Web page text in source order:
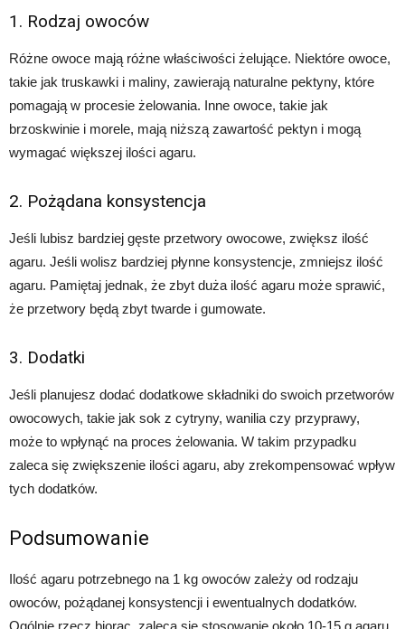
1. Rodzaj owoców
Różne owoce mają różne właściwości żelujące. Niektóre owoce,
takie jak truskawki i maliny, zawierają naturalne pektyny, które
pomagają w procesie żelowania. Inne owoce, takie jak
brzoskwinie i morele, mają niższą zawartość pektyn i mogą
wymagać większej ilości agaru.
2. Pożądana konsystencja
Jeśli lubisz bardziej gęste przetwory owocowe, zwiększ ilość
agaru. Jeśli wolisz bardziej płynne konsystencje, zmniejsz ilość
agaru. Pamiętaj jednak, że zbyt duża ilość agaru może sprawić,
że przetwory będą zbyt twarde i gumowate.
3. Dodatki
Jeśli planujesz dodać dodatkowe składniki do swoich przetworów
owocowych, takie jak sok z cytryny, wanilia czy przyprawy,
może to wpłynąć na proces żelowania. W takim przypadku
zaleca się zwiększenie ilości agaru, aby zrekompensować wpływ
tych dodatków.
Podsumowanie
Ilość agaru potrzebnego na 1 kg owoców zależy od rodzaju
owoców, pożądanej konsystencji i ewentualnych dodatków.